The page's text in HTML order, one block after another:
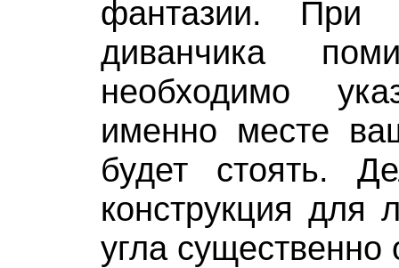
фантазии. При
диванчика
необходимо
именно месте
будет стоять.
конструкция для
угла существенно